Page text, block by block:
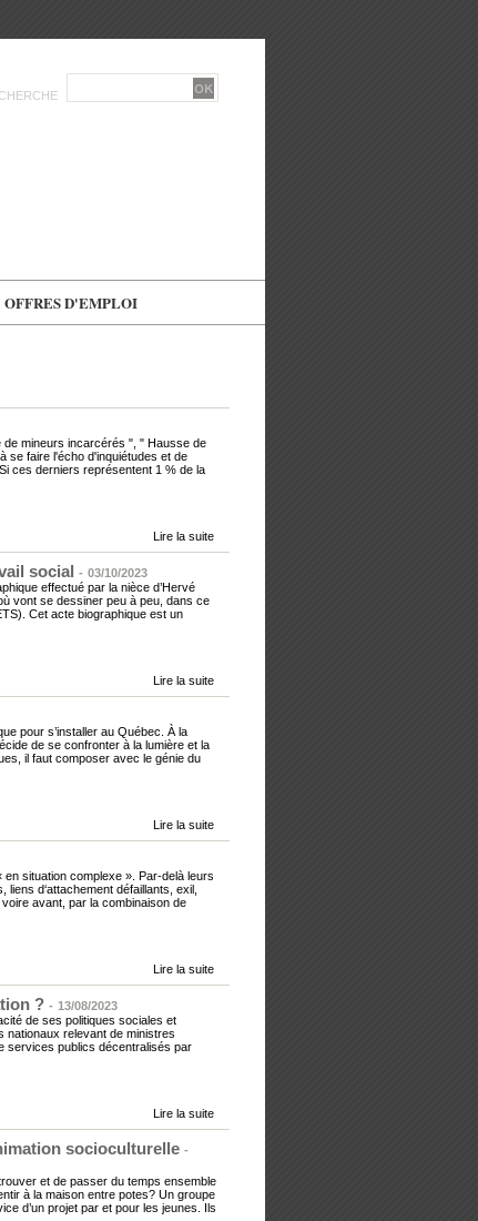
OFFRES D'EMPLOI
mineurs incarcérés ", " Hausse de
se faire l'écho d'inquiétudes et de
ces derniers représentent 1 % de la
Lire la suite
social - 03/10/2023
effectué par la nièce d’Hervé
vont se dessiner peu à peu, dans ce
Cet acte biographique est un
Lire la suite
pour s’installer au Québec. À la
de se confronter à la lumière et la
il faut composer avec le génie du
Lire la suite
situation complexe ». Par-delà leurs
d‘attachement défaillants, exil,
avant, par la combinaison de
Lire la suite
? - 13/08/2023
de ses politiques sociales et
nationaux relevant de ministres
services publics décentralisés par
Lire la suite
socioculturelle -
et de passer du temps ensemble
à la maison entre potes? Un groupe
d’un projet par et pour les jeunes. Ils